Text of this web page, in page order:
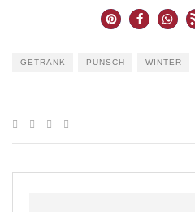
GETRÄNK PUNSCH WINTER